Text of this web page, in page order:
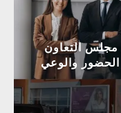
مجلس التعاون
الحضور والوعي